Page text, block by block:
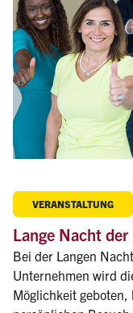
VERANSTALTUNG
Lange Nacht
Bei der Langen
Unternehmen wird
Möglichkeit geboten,